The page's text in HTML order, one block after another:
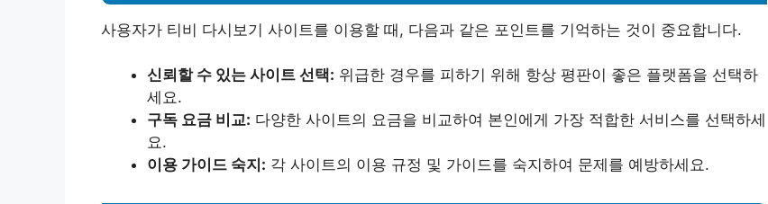
사용자가 티비 다시보기 사이트를 이용할 때, 다음과 같은 포인트를 기억하는 것이 중요합니다.
신뢰할 수 있는 사이트 선택: 위급한 경우를 피하기 위해 항상 평판이 좋은 플랫폼을 선택하
세요.
구독 요금 비교: 다양한 사이트의 요금을 비교하여 본인에게 가장 적합한 서비스를 선택하세
요.
이용 가이드 숙지: 각 사이트의 이용 규정 및 가이드를 숙지하여 문제를 예방하세요.